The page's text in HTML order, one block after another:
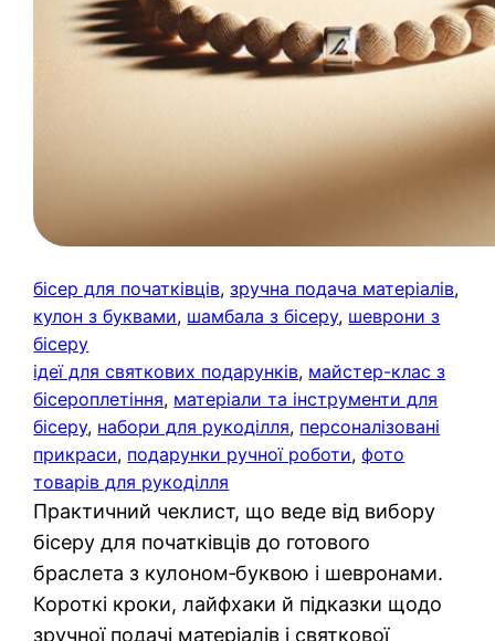
бісер для початківців, зручна подача матеріалів
кулон з буквами, шамбала з бісеру, шеврони з
бісеру
ідеї для святкових подарунків, майстер-клас з
бісероплетіння, матеріали та інструменти для
бісеру, набори для рукоділля, персоналізовані
прикраси, подарунки ручної роботи, фото
товарів для рукоділля
Практичний чеклист, що веде від вибору
бісеру для початківців до готового
браслета з кулоном‑буквою і шевронами.
Короткі кроки, лайфхаки й підказки щодо
зручної подачі матеріалів і святкової